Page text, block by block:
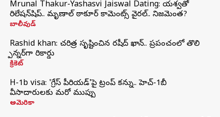
Mrunal Thakur-Yashasvi Jaiswal Dating: యశస్వితో
రిలేషన్‌షిప్.. మృణాల్ ఠాకూర్ కామెంట్స్ వైరల్.. నిజమెంత?
బాలీవుడ్
Rashid khan: చరిత్ర సృష్టించిన రషీద్ ఖాన్.. ప్రపంచంలో తొలి
స్పిన్నర్‌గా రికార్డు
క్రికెట్
H-1b visa: 'గ్రేస్‌ పీరియడ్‌'పై ట్రంప్‌ కన్ను.. హెచ్‌-1బీ
వీసాదారులకు మరో ముప్పు
అమెరికా